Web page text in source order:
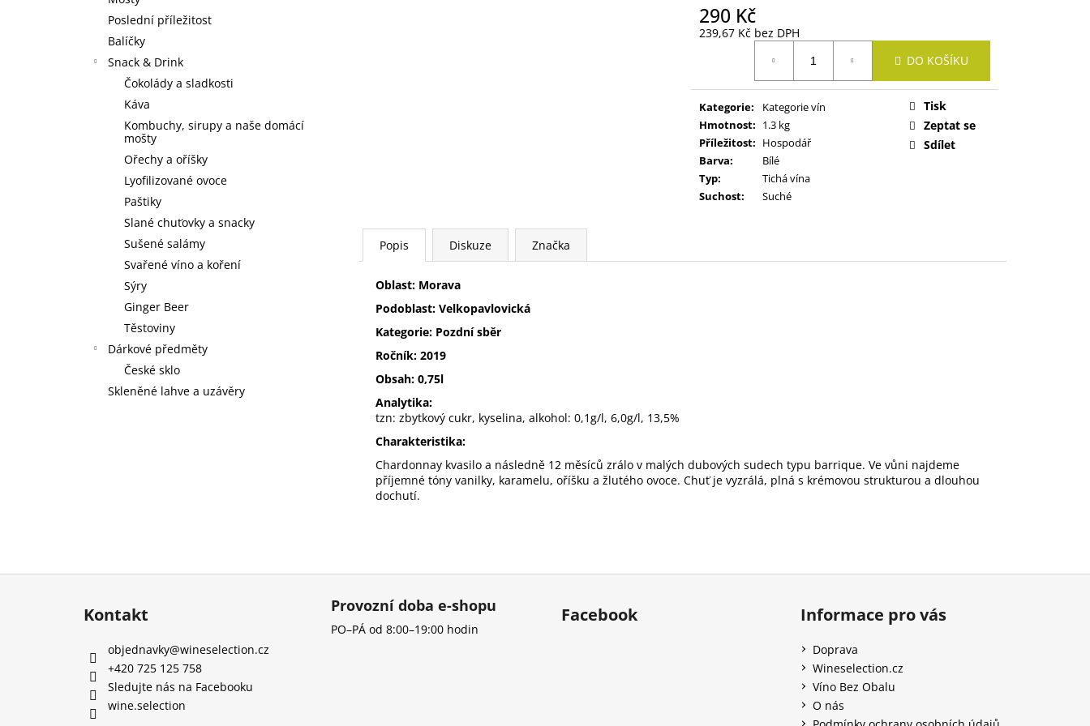
Poslední příležitost
Balíčky
Snack & Drink
Čokolády a sladkosti
Káva
Kombuchy, sirupy a naše domácí
mošty
Ořechy a oříšky
Lyofilizované ovoce
Paštiky
Slané chuťovky a snacky
Sušené salámy
Svařené víno a koření
Sýry
Ginger Beer
Těstoviny
Dárkové předměty
České sklo
Skleněné lahve a uzávěry
290 Kč
239,67 Kč bez DPH
DO KOŠÍKU
Kategorie:
Kategorie vín
Hmotnost: 1.3 kg
Příležitost: Hospodář
Barva:
Bílé
Typ:
Tichá vína
Suchost: Suché
Tisk
Zeptat se
Sdílet
Popis Diskuze Značka
Oblast: Morava
Podoblast: Velkopavlovická
Kategorie: Pozdní sběr
Ročník: 2019
Obsah: 0,75l
Analytika:
tzn: zbytkový cukr, kyselina, alkohol: 0,1g/l, 6,0g/l, 13,5%
Charakteristika:
Chardonnay kvasilo a následně 12 měsíců zrálo v malých dubových sudech typu barrique. Ve vůni najdeme
příjemné tóny vanilky, karamelu, oříšku a žlutého ovoce. Chuť je vyzrálá, plná s krémovou strukturou a dlouhou
dochutí.
3 SKLENICE ZE TŘÍ SEDMIČEK
590 Kč
Z
Kontakt
objednavky@wineselection.cz
+420 725 125 758
Sledujte nás na Facebooku
wine.selection
Provozní doba e-shopu
PO–PÁ od 8:00–19:00 hodin
Facebook Informace pro vás
Doprava
Wineselection.cz
Víno Bez Obalu
O nás